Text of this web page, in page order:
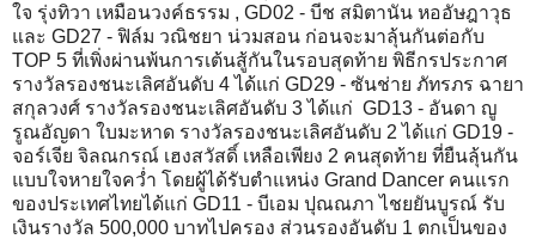
ใจ รุ่งทิวา เหมือนวงค์ธรรม , GD02 - บีช สมิตานัน หออัษฎาวุธ
และ GD27 - ฟิล์ม วณิชยา น่วมสอน ก่อนจะมาลุ้นกันต่อกับ
TOP 5 ที่เพิ่งผ่านพ้นการเต้นสู้กันในรอบสุดท้าย พิธีกรประกาศ
รางวัลรองชนะเลิศอันดับ 4 ได้แก่ GD29 - ซันช่าย ภัทรภร ฉายา
สกุลวงศ์ รางวัลรองชนะเลิศอันดับ 3 ได้แก่ GD13 - อันดา ญู
รูณอัญดา ใบมะหาด รางวัลรองชนะเลิศอันดับ 2 ได้แก่ GD19 -
จอร์เจีย จิลณกรณ์ เฮงสวัสดิ์ เหลือเพียง 2 คนสุดท้าย ที่ยืนลุ้นกัน
แบบใจหายใจคว่ำ โดยผู้ได้รับตำแหน่ง Grand Dancer คนแรก
ของประเทศไทยได้แก่ GD11 - บีเอม ปุณณภา ไชยยันบูรณ์ รับ
เงินรางวัล 500,000 บาทไปครอง ส่วนรองอันดับ 1 ตกเป็นของ